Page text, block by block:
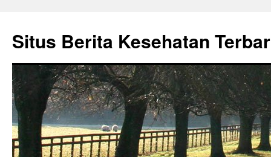
Situs Berita Kesehatan